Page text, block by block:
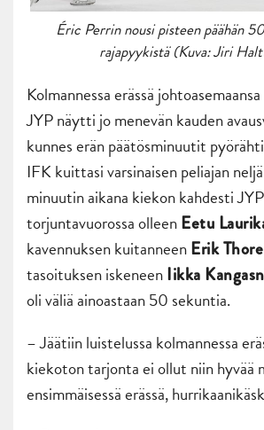
Éric Perrin nousi pisteen päähän
rajapyykistä (Kuva: Jiri
Kolmannessa erässä
JYP näytti jo menevän kauden
kunnes erän päätösminuutit
IFK kuittasi varsinaisen peliajan
minuutin aikana kiekon kahdesti
torjuntavuorossa olleenEetu
kavennuksen kuitanneenErik
tasoituksen iskeneenIikka
oli väliä ainoastaan 50 sekuntia.
– Jäätiin luistelussa kolmannessa
kiekoton tarjonta ei ollut niin hyvää
ensimmäisessä erässä,